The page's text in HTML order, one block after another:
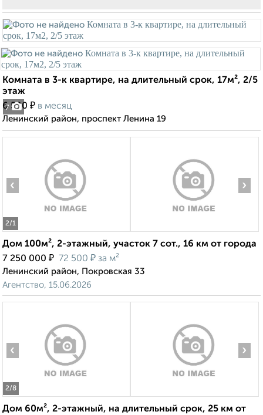
7
Комната в 3-к квартире, на длительный срок, 17м², 2/5
этаж
6 500 ₽ в месяц
Ленинский район, проспект Ленина 19
2/1
‹ ›
Дом 100м², 2-этажный, участок 7 сот., 16 км от города
7 250 000 ₽ 72 500 ₽ за м²
Ленинский район, Покровская 33
Агентство, 15.06.2026
2/8
‹ ›
Дом 60м², 2-этажный, на длительный срок, 25 км от